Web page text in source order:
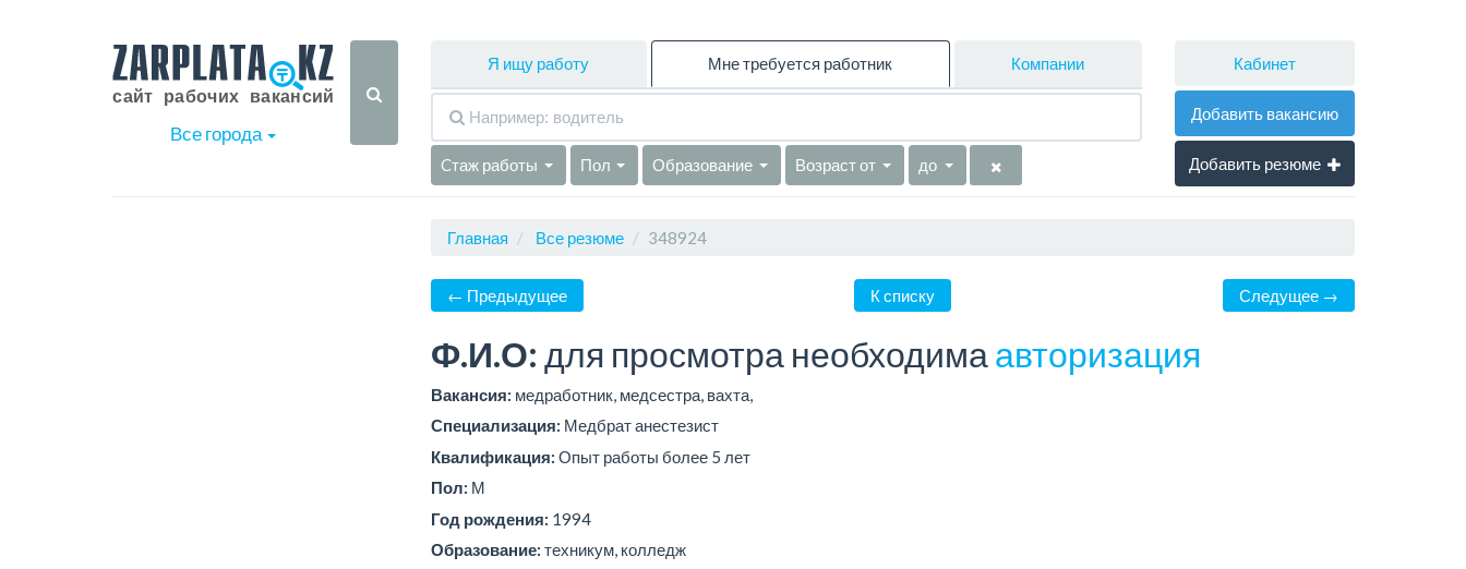
Все города
Я ищу работу Мне требуется работник Компании
Cтаж работы Пол Образование Возраст от до
Кабинет
Добавить вакансию
Добавить резюме
Главная Все резюме 348924
← Предыдущее К списку Следущее →
Ф.И.О: для просмотра необходимаавторизация
Вакансия: медработник, медсестра, вахта,
Специализация: Медбрат анестезист
Квалификация: Опыт работы более 5 лет
Пол: М
Год рождения: 1994
Образование: техникум, колледж